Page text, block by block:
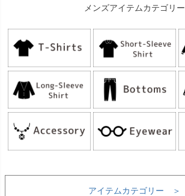
メンズアイテムカテゴリー
アイテムカテゴリー ＞